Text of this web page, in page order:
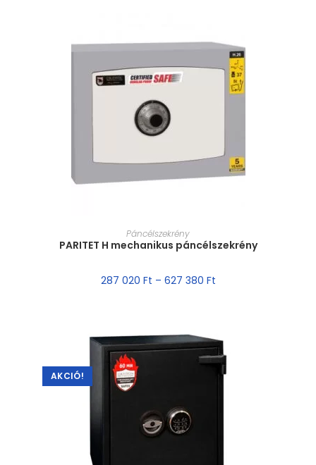
MÉRET VÁLASZTÁSA
Páncélszekrény
PARITET H mechanikus páncélszekrény
287 020 Ft – 627 380 Ft
AKCIÓ!